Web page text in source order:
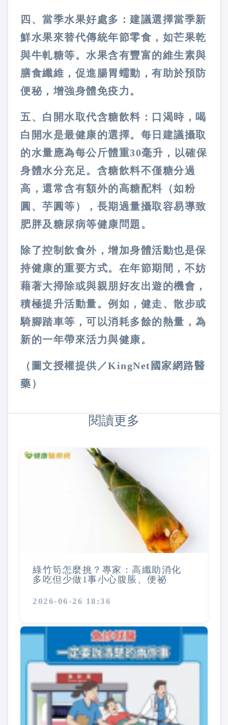
四、當季水果好處多：建議選擇當季新
鮮水果來替代傳統年節零食，如芒果乾
與牛軋糖等。水果含有豐富的維生素與
膳食纖維，促進腸胃蠕動，有助於預防
便秘，增強身體免疫力。
五、白開水取代含糖飲料：口渴時，喝
白開水是最健康的選擇。每日建議攝取
的水量應為每公斤體重30毫升，以確保
身體水分充足。含糖飲料不僅糖分過
高，還常含有額外的高糖配料（如粉
圓、芋圓等），長期過量攝取容易導致
肥胖及糖尿病等健康問題。
除了控制飲食外，增加身體活動也是保
持健康的重要方式。在年節期間，不妨
藉著大掃除或與親朋好友出遊的機會，
積極提升活動量。例如，健走、散步或
騎腳踏車等，可以消耗多餘的熱量，為
新的一年帶來活力與健康。
（圖文授權提供／KingNet國家網路醫
藥）
閱讀更多
綠竹筍怎麼挑？專家：高纖助消化
多吃但少做1事小心腹脹、便祕
2026-06-26 18:36